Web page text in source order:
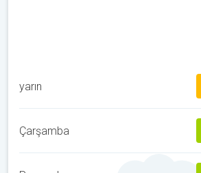
yarın
Çarşamba